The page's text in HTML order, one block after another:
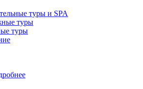
туры и SPA
туры
туры